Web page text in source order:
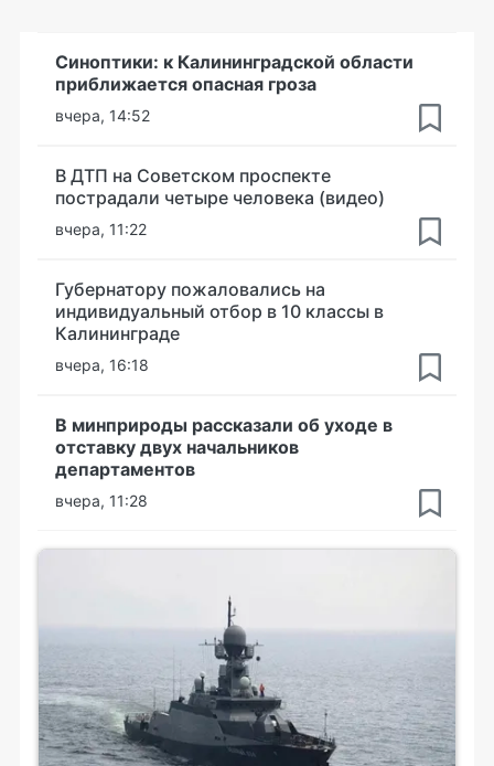
Синоптики: к Калининградской области
приближается опасная гроза
вчера, 14:52
В ДТП на Советском проспекте
пострадали четыре человека (видео)
вчера, 11:22
Губернатору пожаловались на
индивидуальный отбор в 10 классы в
Калининграде
вчера, 16:18
В минприроды рассказали об уходе в
отставку двух начальников
департаментов
вчера, 11:28